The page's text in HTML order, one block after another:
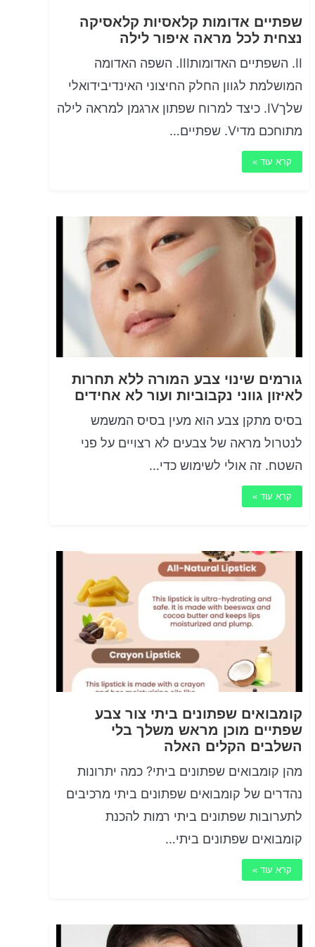
שפתיים אדומות קלאסיות קלאסיקה
נצחית לכל מראה איפור לילה
II. השפתיים האדומותIII. השפה האדומה
המושלמת לגוון החלק החיצוני האינדיבידואלי
שלךIV. כיצד למרוח שפתון ארגמן למראה לילה
מתוחכם מדיV. שפתיים…
קרא עוד »
גורמים שינוי צבע המורה ללא תחרות
לאיזון גווני נקבוביות ועור לא אחידים
בסיס מתקן צבע הוא מעין בסיס המשמש
לנטרול מראה של צבעים לא רצויים על פני
השטח. זה אולי לשימוש כדי…
קרא עוד »
קומבואים שפתונים ביתי צור צבע
שפתיים מוכן מראש משלך בלי
השלבים הקלים האלה
מהן קומבואים שפתונים ביתי? כמה יתרונות
נהדרים של קומבואים שפתונים ביתי מרכיבים
לתערובות שפתונים ביתי רמות להכנת
קומבואים שפתונים ביתי…
קרא עוד »